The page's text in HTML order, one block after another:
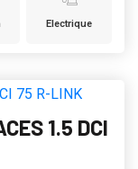
Electrique
1.5 DCI